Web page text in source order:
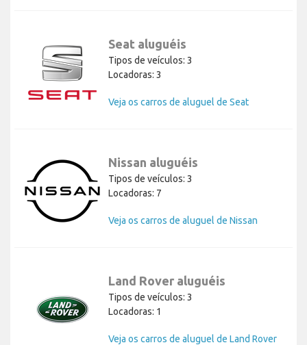
Seat aluguéis
Tipos de veículos: 3
Locadoras: 3
Veja os carros de aluguel de Seat
Nissan aluguéis
Tipos de veículos: 3
Locadoras: 7
Veja os carros de aluguel de Nissan
Land Rover aluguéis
Tipos de veículos: 3
Locadoras: 1
Veja os carros de aluguel de Land Rover